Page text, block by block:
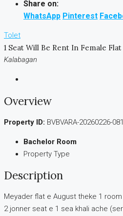
Share on:
WhatsApp Pinterest
Tolet
1 Seat Will Be Rent In Female
Kalabagan
Overview
Property ID: BVBVARA-20260226-
Bachelor Room
Property Type
Description
Meyader flat e August theke 1
2 jonner seat e 1 sea khali ache